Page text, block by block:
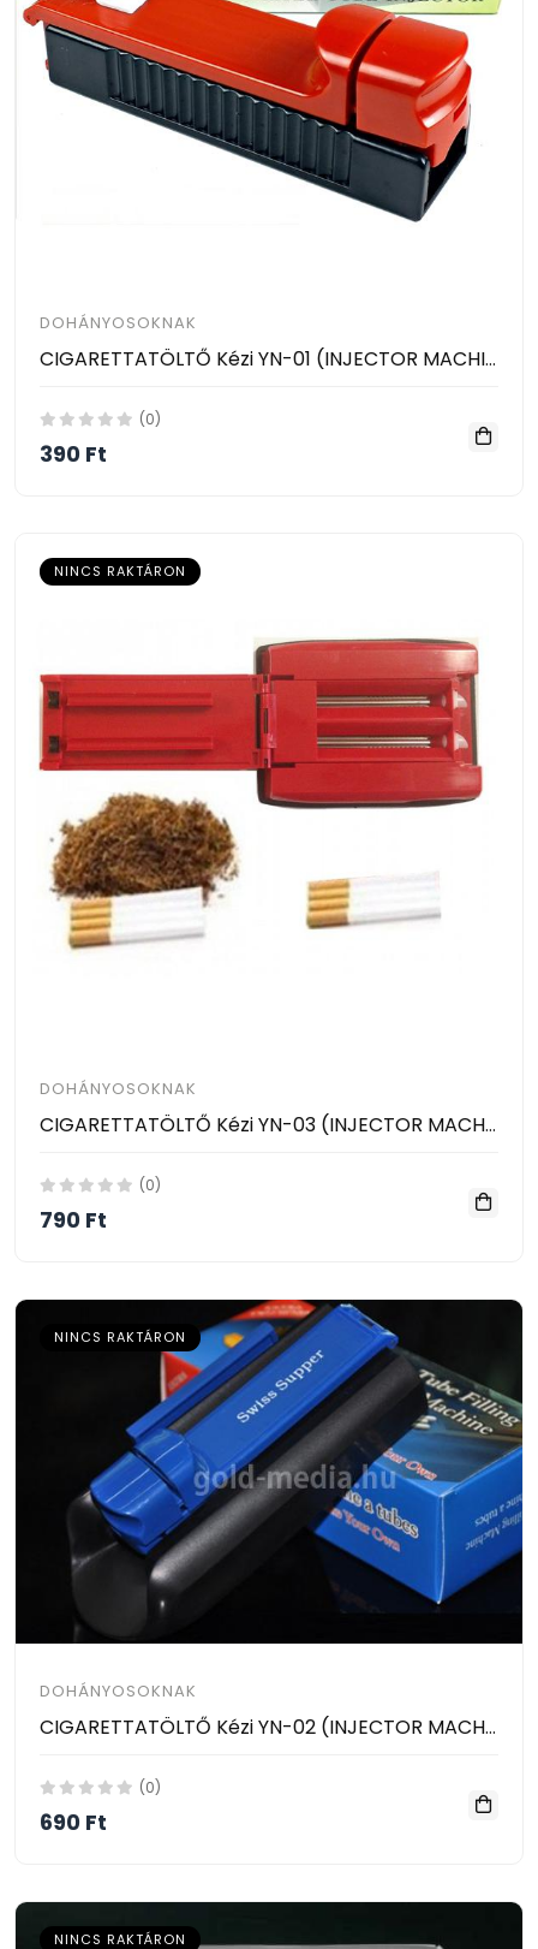
DOHÁNYOSOKNAK
CIGARETTATÖLTŐ Kézi YN-01 (INJECTOR MACHINE)
(0)
390 Ft
NINCS RAKTÁRON
DOHÁNYOSOKNAK
CIGARETTATÖLTŐ Kézi YN-03 (INJECTOR MACHINE) 2 szálas
(0)
790 Ft
NINCS RAKTÁRON
DOHÁNYOSOKNAK
CIGARETTATÖLTŐ Kézi YN-02 (INJECTOR MACHINE)
(0)
690 Ft
NINCS RAKTÁRON